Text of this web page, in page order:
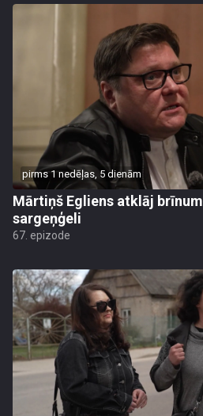
pirms 1 nedēļas, 5 dienām
Mārtiņš Egliens atklāj
sargeņģeli
67. epizode